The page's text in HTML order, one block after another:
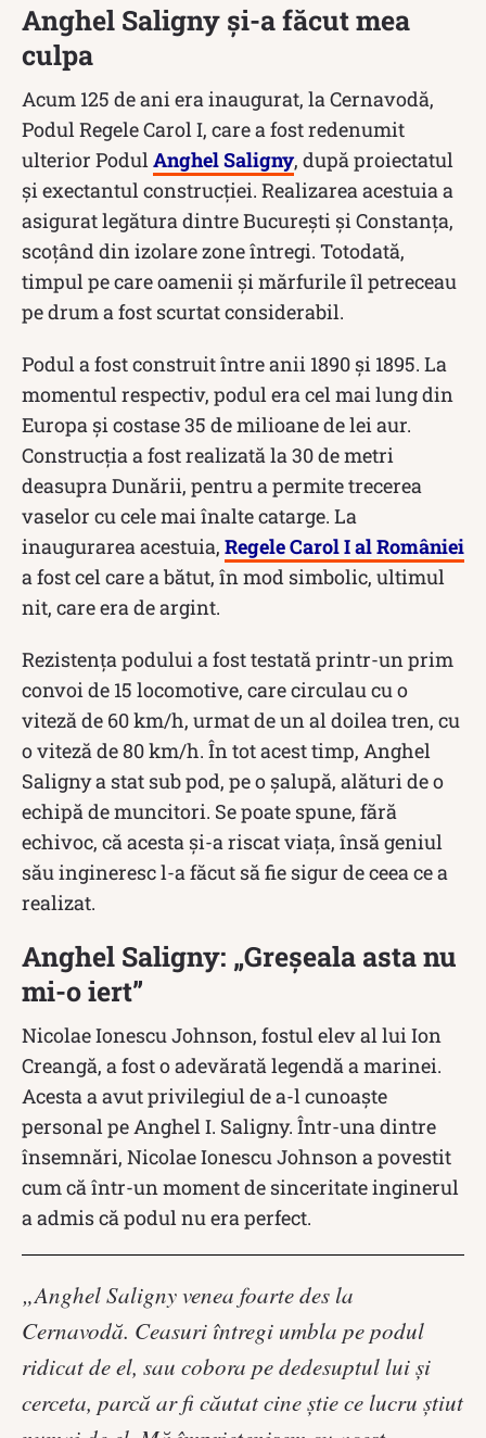
Anghel Saligny și-a făcut mea
culpa
Acum 125 de ani era inaugurat, la Cernavodă,
Podul Regele Carol I, care a fost redenumit
ulterior Podul Anghel Saligny, după proiectatul
şi exectantul construcției. Realizarea acestuia a
asigurat legătura dintre București și Constanța,
scoțând din izolare zone întregi. Totodată,
timpul pe care oamenii și mărfurile îl petreceau
pe drum a fost scurtat considerabil.
Podul a fost construit între anii 1890 și 1895. La
momentul respectiv, podul era cel mai lung din
Europa și costase 35 de milioane de lei aur.
Construcția a fost realizată la 30 de metri
deasupra Dunării, pentru a permite trecerea
vaselor cu cele mai înalte catarge. La
inaugurarea acestuia, Regele Carol I al României
a fost cel care a bătut, în mod simbolic, ultimul
nit, care era de argint.
Rezistenţa podului a fost testată printr-un prim
convoi de 15 locomotive, care circulau cu o
viteză de 60 km/h, urmat de un al doilea tren, cu
o viteză de 80 km/h. În tot acest timp, Anghel
Saligny a stat sub pod, pe o şalupă, alături de o
echipă de muncitori. Se poate spune, fără
echivoc, că acesta și-a riscat viața, însă geniul
său ingineresc l-a făcut să fie sigur de ceea ce a
realizat.
Anghel Saligny: „Greșeala asta nu
mi-o iert”
Nicolae Ionescu Johnson, fostul elev al lui Ion
Creangă, a fost o adevărată legendă a marinei.
Acesta a avut privilegiul de a-l cunoaște
personal pe Anghel I. Saligny. Într-una dintre
însemnări, Nicolae Ionescu Johnson a povestit
cum că într-un moment de sinceritate inginerul
a admis că podul nu era perfect.
„Anghel Saligny venea foarte des la
Cernavodă. Ceasuri întregi umbla pe podul
ridicat de el, sau cobora pe dedesuptul lui şi
cerceta, parcă ar fi căutat cine ştie ce lucru ştiut